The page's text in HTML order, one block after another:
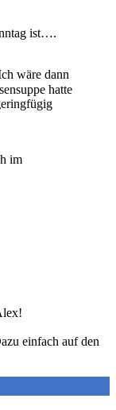
ist….
wäre dann
hatte
im
einfach auf den